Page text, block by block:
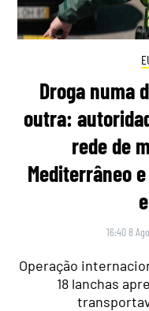
Droga numa
outra:
rede de
Mediterrâneo
16:40 8
Operação
18 lanchas